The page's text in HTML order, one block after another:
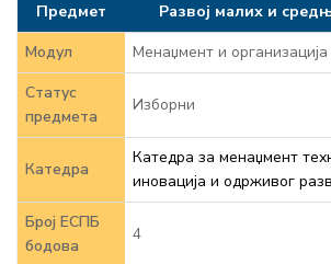
Предмет
Развој малих и
Модул
Менаџмент и организација
Статус
предмета
Изборни
Катедра
Катедра за менаџмент
иновација и одрживог
Број ЕСПБ
бодова
4